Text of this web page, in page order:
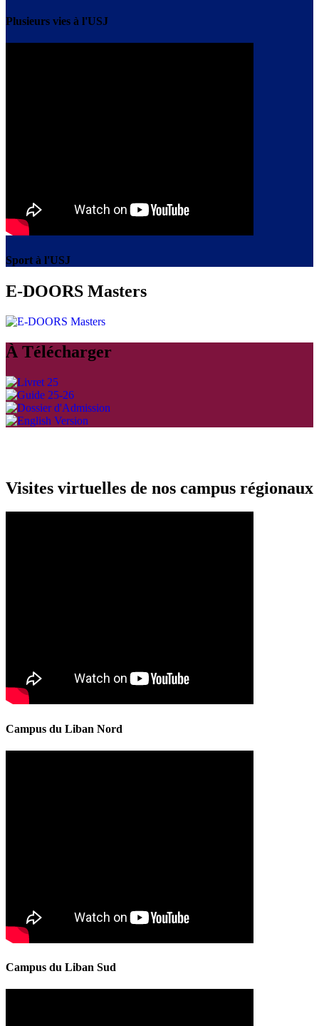
Plusieurs vies à l'USJ
Sport à l'USJ
E-DOORS Masters
À Télécharger
Visites virtuelles de nos campus régionaux
Campus du Liban Nord
Campus du Liban Sud